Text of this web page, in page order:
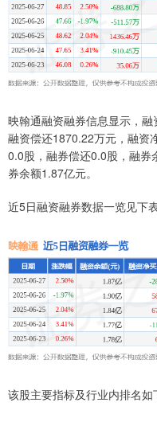
映翰通融资融券信息显示，
融资偿还1870.22万元，融资
0.0股，融券偿还0.0股，融券
券余额1.87亿元。
近5日融资融券数据一览见下
该股主要指标及行业内排名如